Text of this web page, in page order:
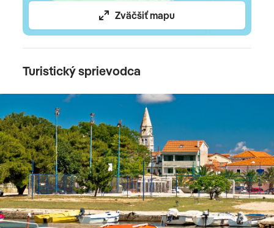
Zväčšiť mapu
Turistický sprievodca